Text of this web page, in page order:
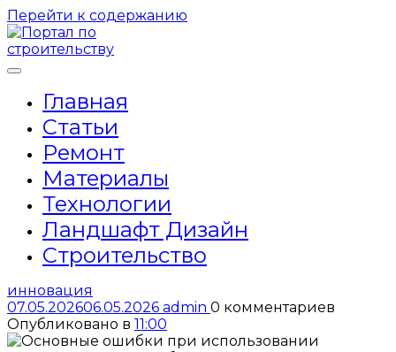
Перейти к содержанию
Главная
Статьи
Ремонт
Материалы
Технологии
Ландшафт Дизайн
Строительство
инновация
07.05.202606.05.2026 admin 0 комментариев
Опубликовано в 11:00